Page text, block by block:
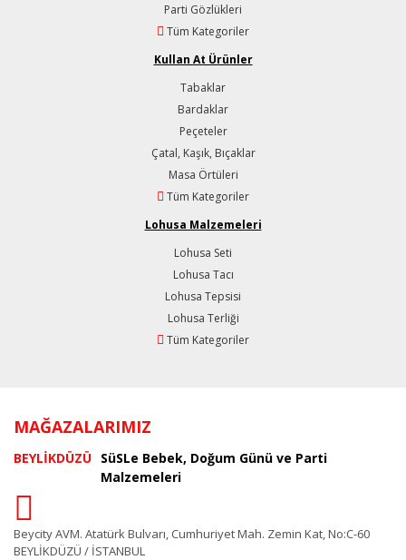
Parti Gözlükleri
Tüm Kategoriler
Kullan At Ürünler
Tabaklar
Bardaklar
Peçeteler
Çatal, Kaşık, Bıçaklar
Masa Örtüleri
Tüm Kategoriler
Lohusa Malzemeleri
Lohusa Seti
Lohusa Tacı
Lohusa Tepsisi
Lohusa Terliği
Tüm Kategoriler
MAĞAZALARIMIZ
BEYLİKDÜZÜ SüSLe Bebek, Doğum Günü ve Parti
Malzemeleri
Beycity AVM. Atatürk Bulvarı, Cumhuriyet Mah. Zemin Kat, No:C-60
BEYLİKDÜZÜ / İSTANBUL